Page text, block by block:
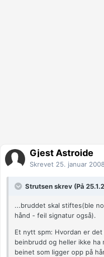
Gjest Astroide
Skrevet 25. januar
Strutsen skrev (På
...bruddet skal stiftes(ble
hånd - feil signatur også).
Et nytt spm: Hvordan er det
beinbrudd og heller ikke
beinet som ligger opp på